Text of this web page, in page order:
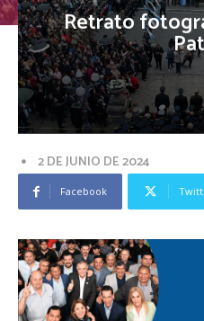
Retrato
2 DE JUNIO DE 2024
Facebook